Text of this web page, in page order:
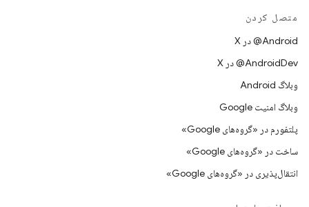
متصل کردن
‫‎@Android در X
‫‎@AndroidDev در X
وبلاگ Android
وبلاگ امنیت Google
پلتفورم در «گروه‌های Google»
ساخت در «گروه‌های Google»
انتقال‌پذیری در «گروه‌های Google»